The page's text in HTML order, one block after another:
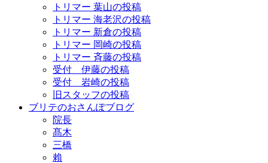
トリマー 葉山の投稿
トリマー 海老沢の投稿
トリマー 新倉の投稿
トリマー 岡崎の投稿
トリマー 斉藤の投稿
受付 伊藤の投稿
受付 岩崎の投稿
旧スタッフの投稿
ブリテのおさんぽブログ
院長
髙木
三橋
賴